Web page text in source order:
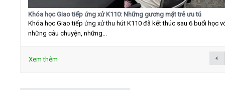
Khóa học Giao tiếp ứng xử K110: Những gương mặt trẻ ưu tú
Khóa học Giao tiếp ứng xử thu hút K110 đã kết thúc sau 6 buổi học
những câu chuyện, những...
Xem thêm